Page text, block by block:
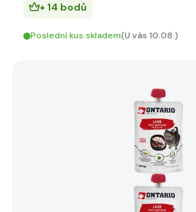
+ 14 bodů
Poslední kus skladem(U vás 10.08.)